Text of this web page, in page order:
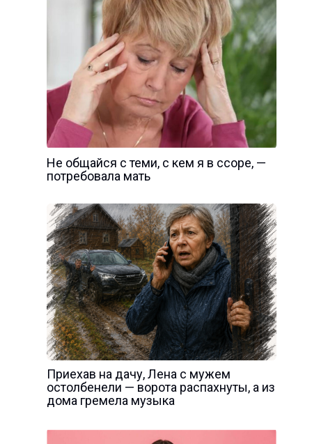
Не общайся с теми, с кем я в ссоре, —
потребовала мать
Приехав на дачу, Лена с мужем
остолбенели — ворота распахнуты, а из
дома гремела музыка